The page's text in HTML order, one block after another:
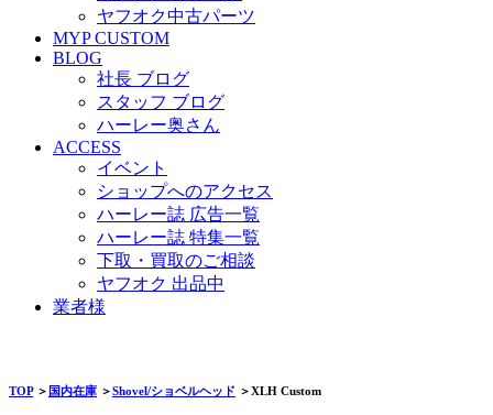
ヤフオク中古パーツ
MYP CUSTOM
BLOG
社長 ブログ
スタッフ ブログ
ハーレー奥さん
ACCESS
イベント
ショップへのアクセス
ハーレー誌 広告一覧
ハーレー誌 特集一覧
下取・買取のご相談
ヤフオク 出品中
業者様
TOP＞ 国内在庫 ＞Shovel/ショベルヘッド ＞XLH Custom